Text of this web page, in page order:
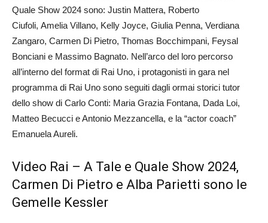
Quale Show 2024 sono: Justin Mattera, Roberto
Ciufoli, Amelia Villano, Kelly Joyce, Giulia Penna, Verdiana
Zangaro, Carmen Di Pietro, Thomas Bocchimpani, Feysal
Bonciani e Massimo Bagnato. Nell’arco del loro percorso
all’interno del format di Rai Uno, i protagonisti in gara nel
programma di Rai Uno sono seguiti dagli ormai storici tutor
dello show di Carlo Conti: Maria Grazia Fontana, Dada Loi,
Matteo Becucci e Antonio Mezzancella, e la “actor coach”
Emanuela Aureli.
Video Rai – A Tale e Quale Show 2024,
Carmen Di Pietro e Alba Parietti sono le
Gemelle Kessler